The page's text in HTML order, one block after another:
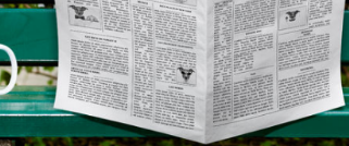
Guarda mi
comente.